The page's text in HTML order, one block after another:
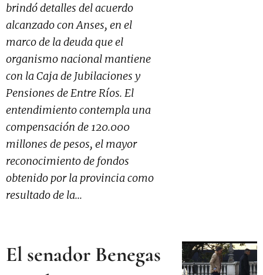
brindó detalles del acuerdo
alcanzado con Anses, en el
marco de la deuda que el
organismo nacional mantiene
con la Caja de Jubilaciones y
Pensiones de Entre Ríos. El
entendimiento contempla una
compensación de 120.000
millones de pesos, el mayor
reconocimiento de fondos
obtenido por la provincia como
resultado de la...
El senador Benegas